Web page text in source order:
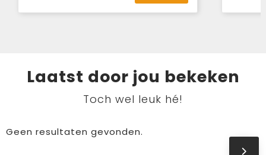
Laatst door jou bekeken
Toch wel leuk hé!
Geen resultaten gevonden.